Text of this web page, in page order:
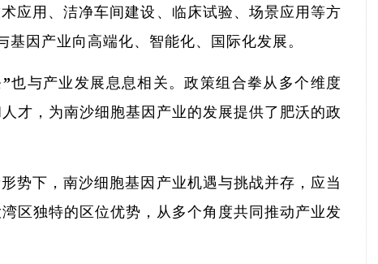
应用、洁净车间建设、临床试验、场景应用等方
因产业向高端化、智能化、国际化发展。
也与产业发展息息相关。政策组合拳从多个维度
才，为南沙细胞基因产业的发展提供了肥沃的政
势下，南沙细胞基因产业机遇与挑战并存，应当
区独特的区位优势，从多个角度共同推动产业发